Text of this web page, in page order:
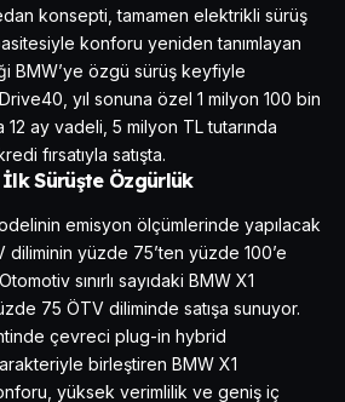
konsepti, tamamen elektrikli sürüş
konforu yeniden tanımlayan
BMW’ye özgü sürüş keyfiyle
yıl sonuna özel 1 milyon 100 bin
ay vadeli, 5 milyon TL tutarında
fırsatıyla satışta.
İlk Sürüşte Özgürlük
emisyon ölçümlerinde yapılacak
diliminin yüzde 75’ten yüzde 100’e
sınırlı sayıdaki BMW X1
75 ÖTV diliminde satışa sunuyor.
çevreci plug-in hybrid
birleştiren BMW X1
yüksek verimlilik ve geniş iç